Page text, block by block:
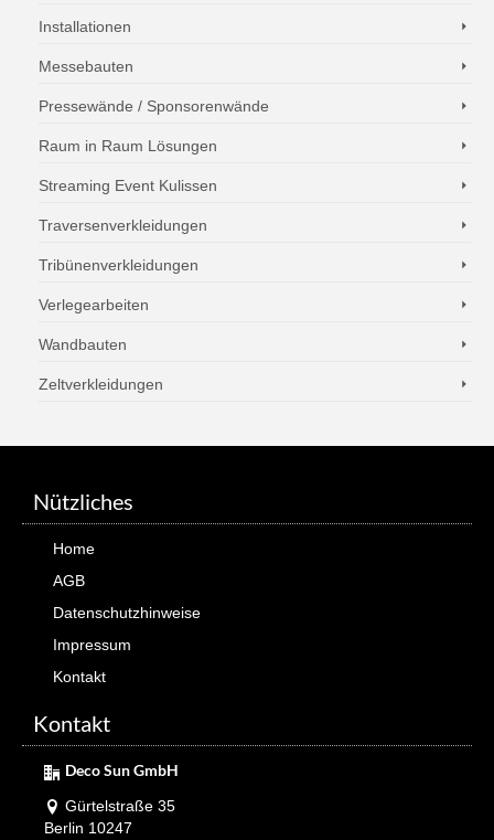
Installationen
Messebauten
Pressewände / Sponsorenwände
Raum in Raum Lösungen
Streaming Event Kulissen
Traversenverkleidungen
Tribünenverkleidungen
Verlegearbeiten
Wandbauten
Zeltverkleidungen
Nützliches
Home
AGB
Datenschutzhinweise
Impressum
Kontakt
Kontakt
Deco Sun GmbH
Gürtelstraße 35
Berlin 10247